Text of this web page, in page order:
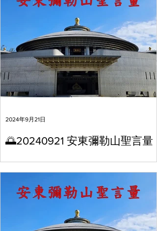
🌅20240921 安東彌勒山聖言量
2024年9月21日